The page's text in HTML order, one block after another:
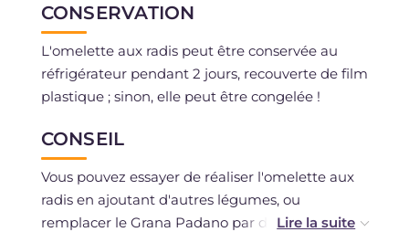
CONSERVATION
L'omelette aux radis peut être conservée au
réfrigérateur pendant 2 jours, recouverte de film
plastique ; sinon, elle peut être congelée !
CONSEIL
Vous pouvez essayer de réaliser l'omelette aux
radis en ajoutant d'autres légumes, ou
remplacer le Grana Padano par du Pecorino et